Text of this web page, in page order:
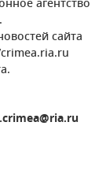
агентство
сайта